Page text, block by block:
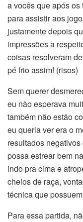
a vocês que após
para assistir aos
justamente depois
impressões a
coisas resolveram
pé frio assim! (risos)
Sem querer
eu não esperava
também não estão
eu queria ver era o
resultados
possa estrear bem
indo pra cima e
cheios de raça,
técnica que
Para essa partida,